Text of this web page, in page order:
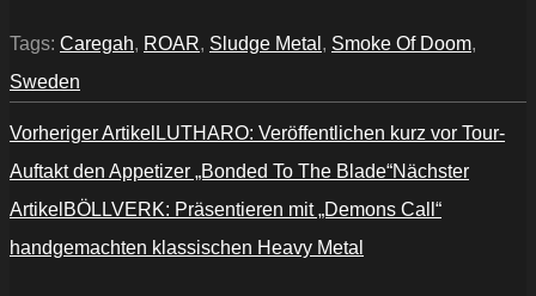
Tags: Caregah, ROAR, Sludge Metal , Smoke Of Doom,
Sweden
Vorheriger Artikel LUTHARO: Veröffentlichen kurz vor Tour-
Auftakt den Appetizer „Bonded To The Blade“Nächster
Artikel BÖLLVERK: Präsentieren mit „Demons Call“
handgemachten klassischen Heavy Metal